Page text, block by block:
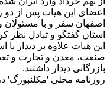
اعضای این هیات پس از دو
اصفهان سفر و با
استان گفتگو و تبادل نظر
این هیات علاوه بر دیدار
صنعت، معدن و تجارت و
بازرگانی دیدار داشتند.
روزنامه محلی 'مکلنبورگ'